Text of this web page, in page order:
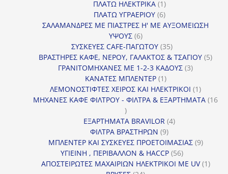
ΠΛΑΤΩ ΗΛΕΚΤΡΙΚΑ 11
προϊόν
ΠΛΑΤΩ ΥΓΡΑΕΡΙΟΥ 66
προϊόντα
ΣΑΛΑΜΑΝΔΡΕΣ ΜΕ ΠΙΑΣΤΡΕΣ Η' ΜΕ ΑΥΞΟΜΕΙΩΣΗ
ΥΨΟΥΣ 66
προϊόντα
ΣΥΣΚΕΥΕΣ CAFE-ΠΑΓΩΤΟΥ 3535
προϊόντα
ΒΡΑΣΤΗΡΕΣ ΚΑΦΕ, ΝΕΡΟΥ, ΓΑΛΑΚΤΟΣ & ΤΣΑΓΙΟΥ 55
ΓΡΑΝΙΤΟΜΗΧΑΝΕΣ ΜΕ 1-2-3 ΚΑΔΟΥΣ 33
ΚΑΝΑΤΕΣ ΜΠΛΕΝΤΕΡ 11
προϊόν
ΛΕΜΟΝΟΣΤΙΦΤΕΣ ΧΕΙΡΟΣ ΚΑΙ ΗΛΕΚΤΡΙΚΟΙ 11
προϊόν
ΜΗΧΑΝΕΣ ΚΑΦΕ ΦΙΛΤΡΟΥ - ΦΙΛΤΡΑ & ΕΞΑΡΤΗΜΑΤΑ 16
16
προϊόντα
ΕΞΑΡΤΗΜΑΤΑ BRAVILOR 44
ΦΙΛΤΡΑ ΒΡΑΣΤΗΡΩΝ 99
προϊόντα
ΜΠΛΕΝΤΕΡ ΚΑΙ ΣΥΣΚΕΥΕΣ ΠΡΟΕΤΟΙΜΑΣΙΑΣ 99
ΥΓΙΕΙΝΗ , ΠΕΡΙΒΑΛΛΟΝ & HACCP 5656
προϊόντα
ΑΠΟΣΤΕΙΡΩΤΕΣ ΜΑΧΑΙΡΙΩΝ ΗΛΕΚΤΡΙΚΟΙ ΜΕ UV 11